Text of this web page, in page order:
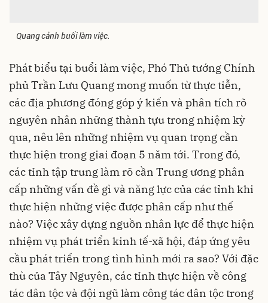
Quang cảnh buổi làm việc.
Phát biểu tại buổi làm việc, Phó Thủ tướng Chính
phủ Trần Lưu Quang mong muốn từ thực tiễn,
các địa phương đóng góp ý kiến và phân tích rõ
nguyên nhân những thành tựu trong nhiệm kỳ
qua, nêu lên những nhiệm vụ quan trọng cần
thực hiện trong giai đoạn 5 năm tới. Trong đó,
các tỉnh tập trung làm rõ cần Trung ương phân
cấp những vấn đề gì và năng lực của các tỉnh khi
thực hiện những việc được phân cấp như thế
nào? Việc xây dựng nguồn nhân lực để thực hiện
nhiệm vụ phát triển kinh tế-xã hội, đáp ứng yêu
cầu phát triển trong tình hình mới ra sao? Với đặc
thù của Tây Nguyên, các tỉnh thực hiện về công
tác dân tộc và đội ngũ làm công tác dân tộc trong